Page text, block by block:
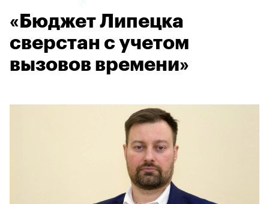
«Бюджет Липецка
сверстан с учетом
вызовов времени»